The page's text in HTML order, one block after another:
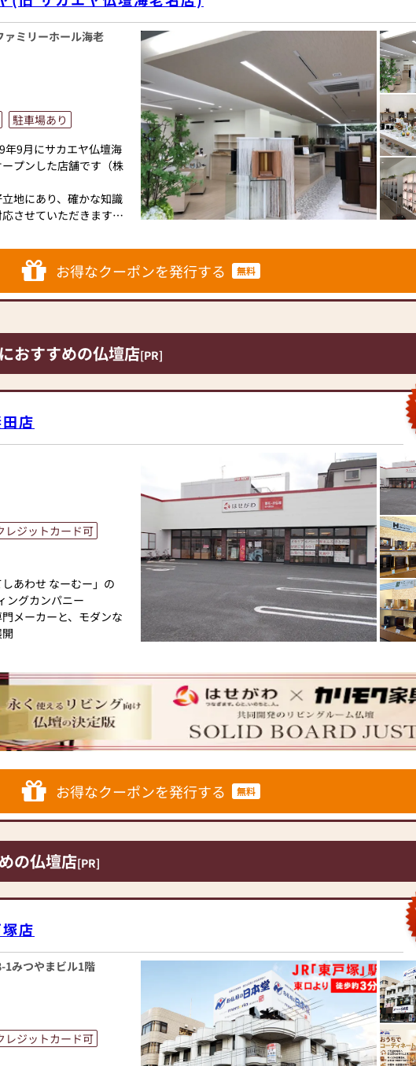
ミリーホール海老
駐車場あり
年9月にサカエヤ仏壇海
プンした店舗です（株
地にあり、確かな知識
させていただきます。
とした仏壇仏具、各種
ク、数珠など見ている
しております。
ご来店くださいませ。
り徒歩3分（海老名セ
ホールの駐車場をご利
お得なクーポンを発行する 無料
おすすめの仏壇店[PR]
店
レジットカード可
あわせ なーむー」の
ングカンパニー
メーカーと、モダンな
と東証上場の信頼。創
心がけ、年間約25,000基
います。「お仏壇のは
の場づくり）の形をご
あった供養の形につい
ざいましたら、ぜひ、
仏壇・お仏具・お位
しております。1,000
に合ったお仏壇・お仏
家具メーカー「カリモ
にあったモダンなお仏
人と偲ぶ人をつなぐ新
タン」からお申込くだ
ます。お電話時に「い
お得なクーポンを発行する 無料
の仏壇店[PR]
店
1みつやまビル1階
レジットカード可